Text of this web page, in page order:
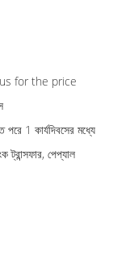
for the price
পরে 1 কার্যদিবসের মধ্যে
ট্রান্সফার, পেপ্যাল